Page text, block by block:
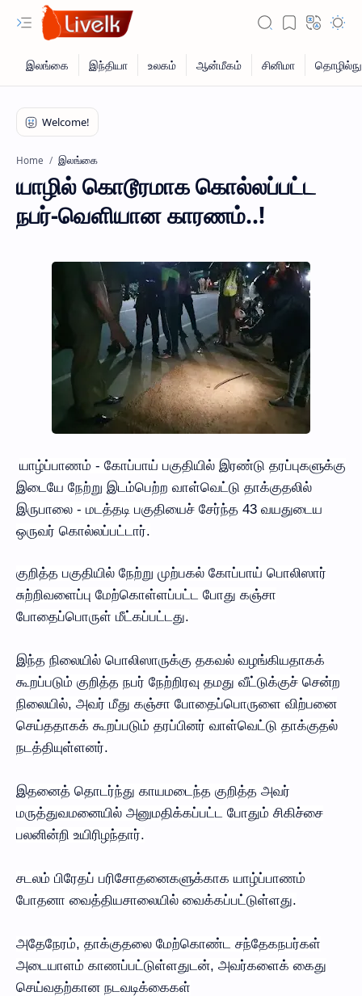
Home இலங்கை
யாழில் கொடூரமாக கொல்லப்பட்ட
நபர்-வெளியான காரணம்..!
யாழ்ப்பாணம் - கோப்பாய் பகுதியில் இரண்டு தரப்புகளுக்கு
இடையே நேற்று இடம்பெற்ற வாள்வெட்டு தாக்குதலில்
இருபாலை - மடத்தடி பகுதியைச் சேர்ந்த 43 வயதுடைய
ஒருவர் கொல்லப்பட்டார்.
குறித்த பகுதியில் நேற்று முற்பகல் கோப்பாய் பொலிஸார்
சுற்றிவளைப்பு மேற்கொள்ளப்பட்ட போது கஞ்சா
போதைப்பொருள் மீட்கப்பட்டது.
இந்த நிலையில் பொலிஸாருக்கு தகவல் வழங்கியதாகக்
கூறப்படும் குறித்த நபர் நேற்றிரவு தமது வீட்டுக்குச் சென்ற
நிலையில், அவர் மீது கஞ்சா போதைப்பொருளை விற்பனை
செய்ததாகக் கூறப்படும் தரப்பினர் வாள்வெட்டு தாக்குதல்
நடத்தியுள்ளனர்.
இதனைத் தொடர்ந்து காயமடைந்த குறித்த அவர்
மருத்துவமனையில் அனுமதிக்கப்பட்ட போதும் சிகிச்சை
பலனின்றி உயிரிழந்தார்.
சடலம் பிரேதப் பரிசோதனைகளுக்காக யாழ்ப்பாணம்
போதனா வைத்தியசாலையில் வைக்கப்பட்டுள்ளது.
அதேநேரம், தாக்குதலை மேற்கொண்ட சந்தேகநபர்கள்
அடையாளம் காணப்பட்டுள்ளதுடன், அவர்களைக் கைது
செய்வதற்கான நடவடிக்கைகள்